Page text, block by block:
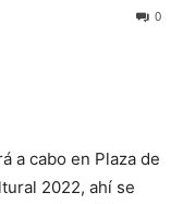
0
a cabo en Plaza de
2022, ahí se